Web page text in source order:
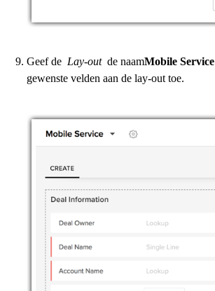
Geef de Lay-outde naamMobile Service
gewenste velden aan de lay-out toe.